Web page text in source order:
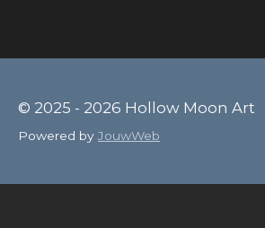
© 2025 - 2026 Hollow Moon Art
Powered byJouwWeb